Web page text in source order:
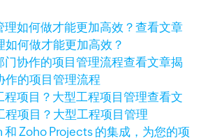
查看文章
如何做才能更加高效？
查看文章揭
作的项目管理流程
查看文
程项目？大型工程项目管理